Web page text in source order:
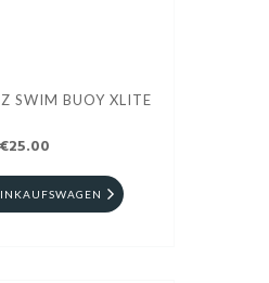
SWIM BUOY XLITE
€25.00